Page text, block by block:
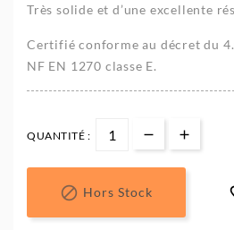
Très solide et d’une excellente
Certifié conforme au décret du
NF EN 1270 classe E.
QUANTITÉ :
 Hors Stock